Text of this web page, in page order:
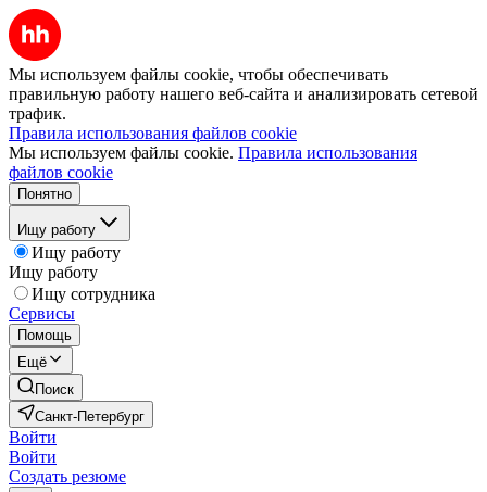
Мы используем файлы cookie, чтобы обеспечивать
правильную работу нашего веб-сайта и анализировать сетевой
трафик.
Правила использования файлов cookie
Мы используем файлы cookie. Правила использования
файлов cookie
Понятно
Ищу работу
Ищу работу
Ищу работу
Ищу сотрудника
Сервисы
Помощь
Ещё
Поиск
Санкт-Петербург
Войти
Войти
Создать резюме